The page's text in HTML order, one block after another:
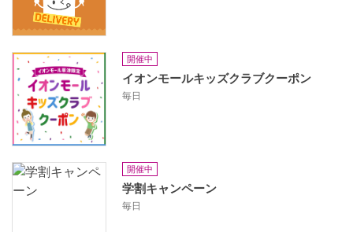
開催中
イオンモールキッズクラブクーポン
毎日
開催中
学割キャンペーン
毎日